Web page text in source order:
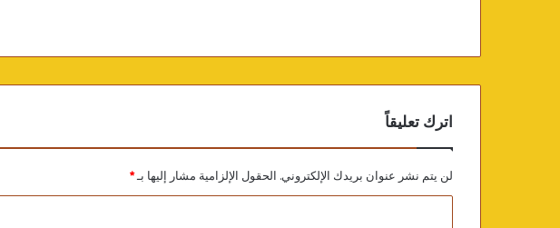
اترك تعليقاً
لن يتم نشر عنوان بريدك الإلكتروني. الحقول الإلزامية مشار إليها بـ*